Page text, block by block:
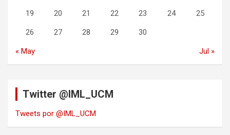
19 20 21 22 23 24 25
26 27 28 29 30
« May Jul »
Twitter @IML_UCM
Tweets por @IML_UCM